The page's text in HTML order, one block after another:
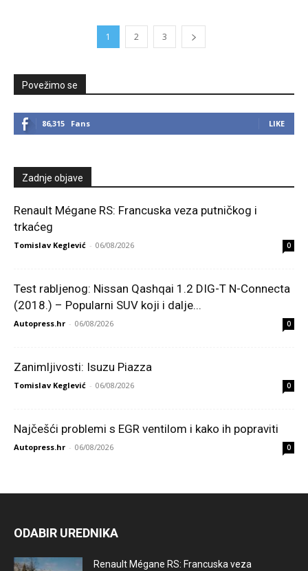
1 2 3
Povežimo se
86,315 Fans LIKE
Zadnje objave
Renault Mégane RS: Francuska veza putničkog i
trkaćeg
Tomislav Keglević - 06/08/2026 0
Test rabljenog: Nissan Qashqai 1.2 DIG-T N-Connecta
(2018.) – Popularni SUV koji i dalje...
Autopress.hr - 06/08/2026 0
Zanimljivosti: Isuzu Piazza
Tomislav Keglević - 06/08/2026 0
Najčešći problemi s EGR ventilom i kako ih popraviti
Autopress.hr - 06/08/2026 0
ODABIR UREDNIKA
Renault Mégane RS: Francuska veza